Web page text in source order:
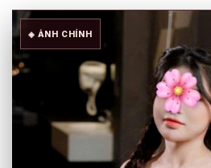
◈ ẢNH CHÍNH